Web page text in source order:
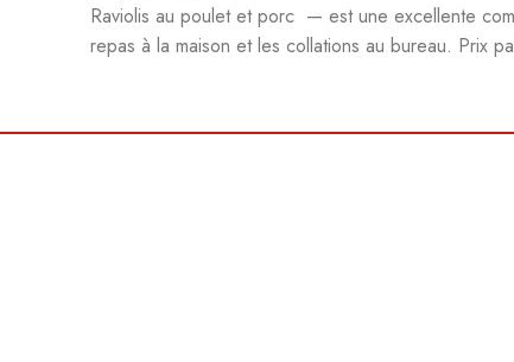
Raviolis au poulet et porc — est une excellente
repas à la maison et les collations au bureau. Prix